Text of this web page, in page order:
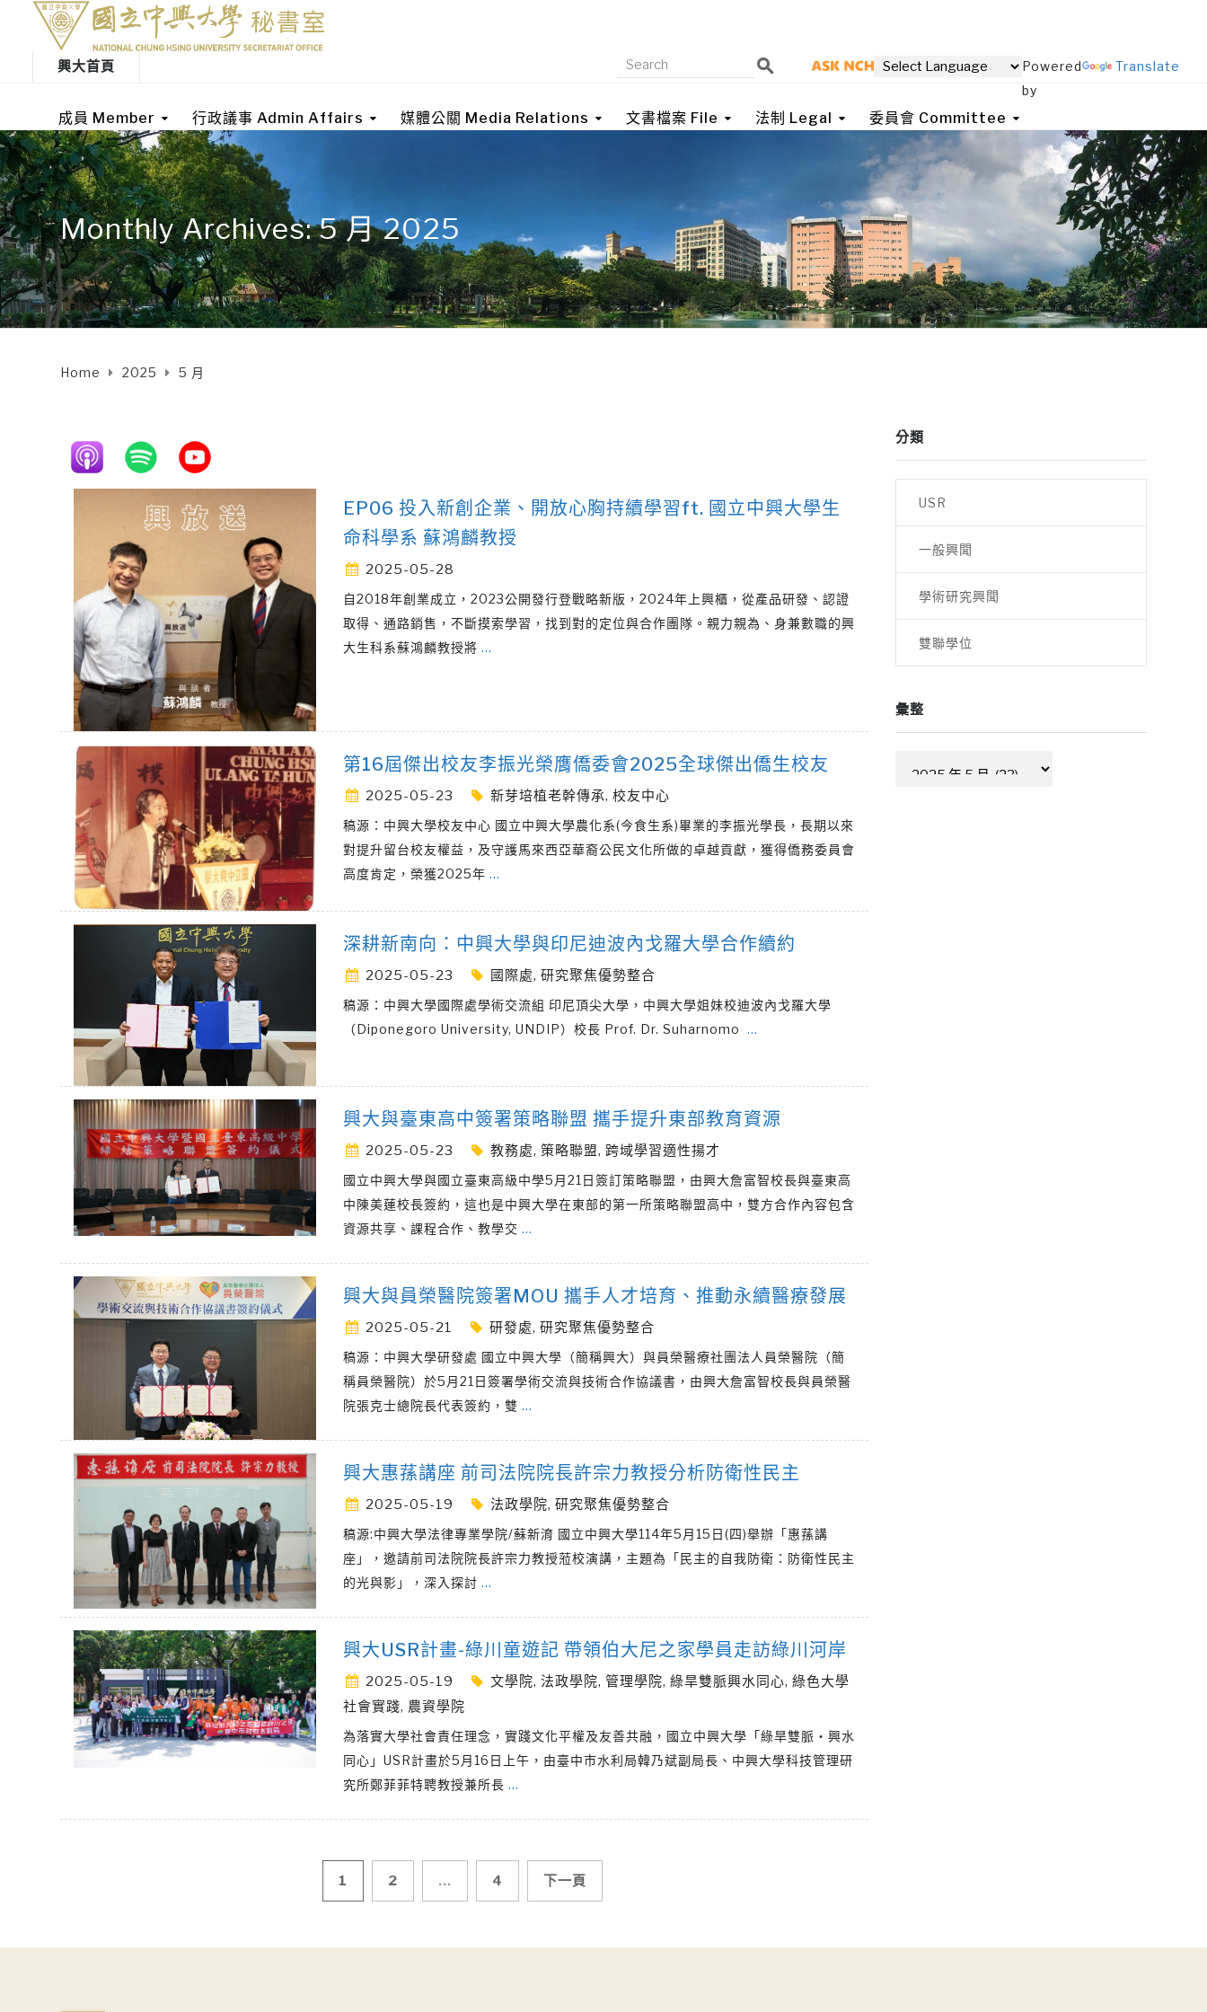
興大首頁
Powered
by
Translate
成員 Member 行政議事 Admin Affairs 媒體公關 Media Relations 文書檔案 File 法制 Legal 委員會 Committee
Monthly Archives: 5 月 2025
Home 2025 5 月
EP06 投入新創企業、開放心胸持續學習ft. 國立中興大學生
命科學系 蘇鴻麟教授
2025-05-28
自2018年創業成立，2023公開發行登戰略新版，2024年上興櫃，從產品研發、認證
取得、通路銷售，不斷摸索學習，找到對的定位與合作團隊。親力親為、身兼數職的興
大生科系蘇鴻麟教授將 …
第16屆傑出校友李振光榮膺僑委會2025全球傑出僑生校友
2025-05-23 新芽培植老幹傳承, 校友中心
稿源：中興大學校友中心 國立中興大學農化系(今食生系)畢業的李振光學長，長期以來
對提升留台校友權益，及守護馬來西亞華裔公民文化所做的卓越貢獻，獲得僑務委員會
高度肯定，榮獲2025年 …
深耕新南向：中興大學與印尼迪波內戈羅大學合作續約
2025-05-23 國際處, 研究聚焦優勢整合
稿源：中興大學國際處學術交流組 印尼頂尖大學，中興大學姐妹校迪波內戈羅大學
（Diponegoro University, UNDIP）校長 Prof. Dr. Suharnomo …
興大與臺東高中簽署策略聯盟 攜手提升東部教育資源
2025-05-23 教務處, 策略聯盟, 跨域學習適性揚才
國立中興大學與國立臺東高級中學5月21日簽訂策略聯盟，由興大詹富智校長與臺東高
中陳美蓮校長簽約，這也是中興大學在東部的第一所策略聯盟高中，雙方合作內容包含
資源共享、課程合作、教學交 …
興大與員榮醫院簽署MOU 攜手人才培育、推動永續醫療發展
2025-05-21 研發處, 研究聚焦優勢整合
稿源：中興大學研發處 國立中興大學（簡稱興大）與員榮醫療社團法人員榮醫院（簡
稱員榮醫院）於5月21日簽署學術交流與技術合作協議書，由興大詹富智校長與員榮醫
院張克士總院長代表簽約，雙 …
興大惠蓀講座 前司法院院長許宗力教授分析防衛性民主
2025-05-19 法政學院, 研究聚焦優勢整合
稿源:中興大學法律專業學院/蘇新淯 國立中興大學114年5月15日(四)舉辦「惠蓀講
座」，邀請前司法院院長許宗力教授蒞校演講，主題為「民主的自我防衛：防衛性民主
的光與影」，深入探討 …
興大USR計畫-綠川童遊記 帶領伯大尼之家學員走訪綠川河岸
2025-05-19 文學院, 法政學院, 管理學院, 綠旱雙脈興水同心, 綠色大學
社會實踐, 農資學院
為落實大學社會責任理念，實踐文化平權及友善共融，國立中興大學「綠旱雙脈‧興水
同心」USR計畫於5月16日上午，由臺中市水利局韓乃斌副局長、中興大學科技管理研
究所鄭菲菲特聘教授兼所長 …
1 2 ... 4 下一頁
分類
USR
一般興聞
學術研究興聞
雙聯學位
彙整